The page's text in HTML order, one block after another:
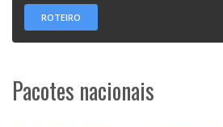
ROTEIRO
Pacotes nacionais